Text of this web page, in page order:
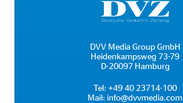
DVV Media Group GmbH
Heidenkampsweg 73-79
D-20097 Hamburg
Tel: +49 40 23714-100
Mail: info@dvvmedia.com